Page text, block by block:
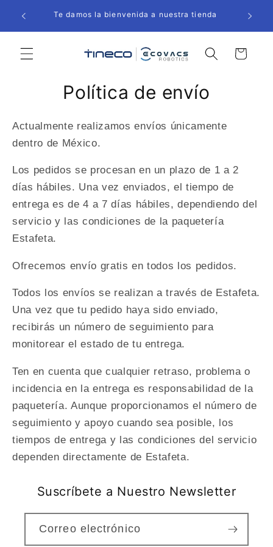
directamenteTe damos la bienvenida a nuestra tienda 🫧
Carrito
Política de envío
Actualmente realizamos envíos únicamente
dentro de México.
Los pedidos se procesan en un plazo de 1 a 2
días hábiles. Una vez enviados, el tiempo de
entrega es de 4 a 7 días hábiles, dependiendo del
servicio y las condiciones de la paquetería
Estafeta.
Ofrecemos envío gratis en todos los pedidos.
Todos los envíos se realizan a través de Estafeta.
Una vez que tu pedido haya sido enviado,
recibirás un número de seguimiento para
monitorear el estado de tu entrega.
Ten en cuenta que cualquier retraso, problema o
incidencia en la entrega es responsabilidad de la
paquetería. Aunque proporcionamos el número de
seguimiento y apoyo cuando sea posible, los
tiempos de entrega y las condiciones del servicio
dependen directamente de Estafeta.
Suscríbete a Nuestro Newsletter
Correo electrónico